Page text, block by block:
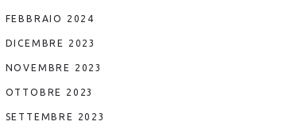
FEBBRAIO 2024
DICEMBRE 2023
NOVEMBRE 2023
OTTOBRE 2023
SETTEMBRE 2023